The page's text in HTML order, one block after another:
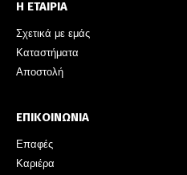
Η ΕΤΑΙΡΙΑ
Σχετικά με εμάς
Καταστήματα
Αποστολή
ΕΠΙΚΟΙΝΩΝΙΑ
Επαφές
Καριέρα